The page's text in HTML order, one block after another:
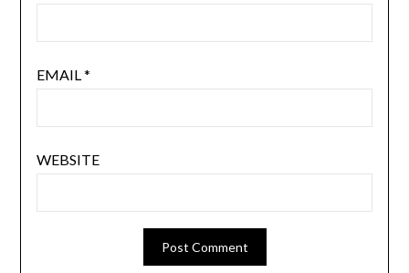
EMAIL*
WEBSITE